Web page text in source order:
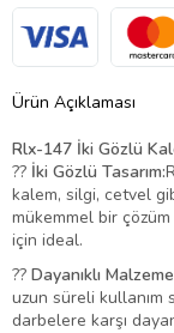
Ürün Açıklaması
Rlx-147 İki Gözlü
?? İki Gözlü Tasarım:
kalem, silgi, cetvel
mükemmel bir
için ideal.
?? Dayanıklı
uzun süreli kullanım
darbelere karşı